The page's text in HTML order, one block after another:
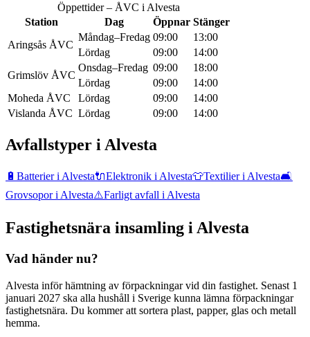
Öppettider – ÅVC i Alvesta
Station
Dag Öppnar Stänger
Aringsås ÅVC
Måndag–Fredag 09:00
13:00
Lördag
09:00
14:00
Grimslöv ÅVC
Onsdag–Fredag 09:00
18:00
Lördag
09:00
14:00
Moheda ÅVC
Lördag 09:00
14:00
Vislanda ÅVC Lördag 09:00 14:00
Avfallstyper i Alvesta
🔋 Batterieri Alvesta🔌Elektronik i Alvesta👕Textilieri Alvesta🛋️
Grovsopori Alvesta⚠️Farligt avfall i Alvesta
Fastighetsnära insamling iAlvesta
Vad händer nu?
Alvesta inför hämtning av förpackningar vid din fastighet. Senast 1
januari 2027 ska alla hushåll i Sverige kunna lämna förpackningar
fastighetsnära. Du kommer att sortera plast, papper, glas och metall
hemma.